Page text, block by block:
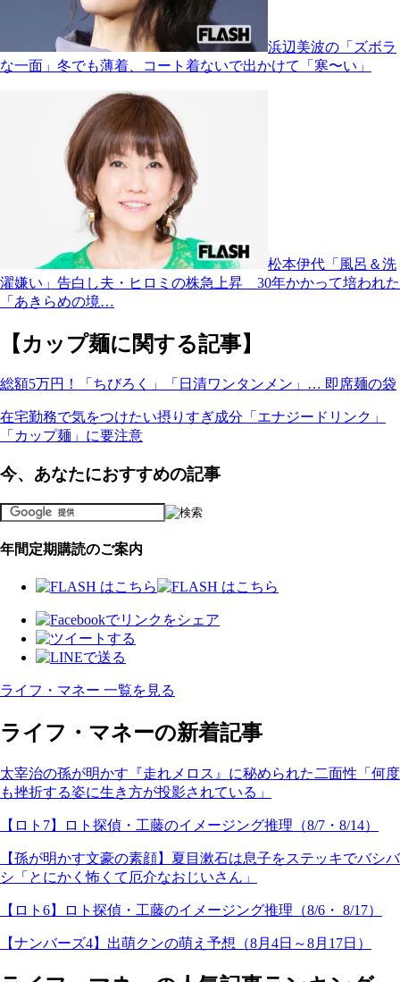
浜辺美波の「ズボラ
な一面」冬でも薄着、コート着ないで出かけて「寒〜い」
松本伊代「風呂＆洗
濯嫌い」告白し夫・ヒロミの株急上昇 30年かかって培われた
「あきらめの境…
【カップ麺に関する記事】
総額5万円！「ちびろく」「日清ワンタンメン」… 即席麺の袋
在宅勤務で気をつけたい摂りすぎ成分「エナジードリンク」
「カップ麺」に要注意
今、あなたにおすすめの記事
年間定期購読のご案内
ライフ・マネー 一覧を見る
ライフ・マネーの新着記事
太宰治の孫が明かす『走れメロス』に秘められた二面性「何度
も挫折する姿に生き方が投影されている」
【ロト7】ロト探偵・工藤のイメージング推理（8/7・8/14）
【孫が明かす文豪の素顔】夏目漱石は息子をステッキでバシバ
シ「とにかく怖くて厄介なおじいさん」
【ロト6】ロト探偵・工藤のイメージング推理（8/6・ 8/17）
【ナンバーズ4】出萌クンの萌え予想（8月4日～8月17日）